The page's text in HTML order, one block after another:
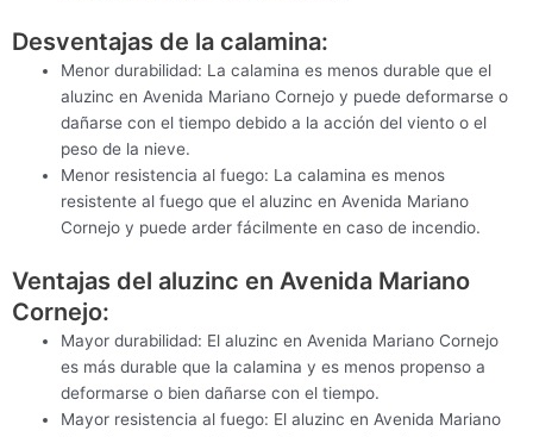
Desventajas de la calamina:
Menor durabilidad: La calamina es menos durable que el
aluzinc en Avenida Mariano Cornejo y puede deformarse o
dañarse con el tiempo debido a la acción del viento o el
peso de la nieve.
Menor resistencia al fuego: La calamina es menos
resistente al fuego que el aluzinc en Avenida Mariano
Cornejo y puede arder fácilmente en caso de incendio.
Ventajas del aluzinc en Avenida Mariano
Cornejo:
Mayor durabilidad: El aluzinc en Avenida Mariano Cornejo
es más durable que la calamina y es menos propenso a
deformarse o bien dañarse con el tiempo.
Mayor resistencia al fuego: El aluzinc en Avenida Mariano